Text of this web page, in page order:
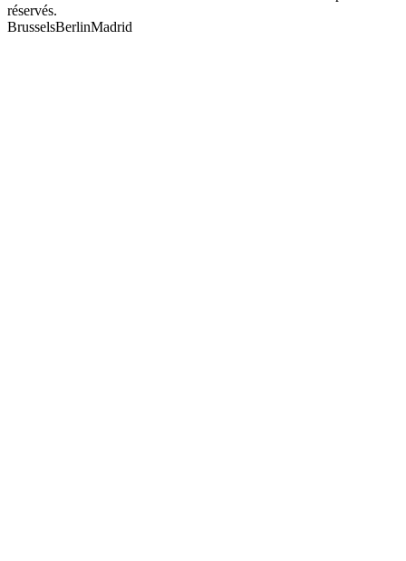
réservés.
BrusselsBerlinMadrid